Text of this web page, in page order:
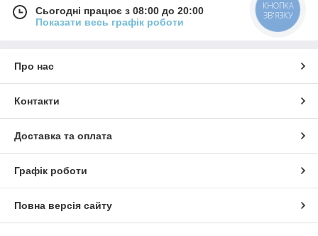
Сьогодні працює з 08:00 до 20:00
Показати весь графік роботи
Про нас
Контакти
Доставка та оплата
Графік роботи
Повна версія сайту
КНОПКА
ЗВ'ЯЗКУ